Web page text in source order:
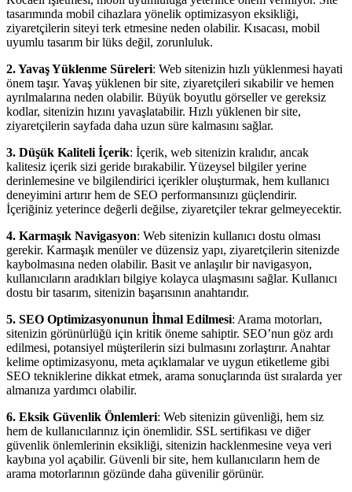
tasarımında mobil cihazlara yönelik optimizasyon eksikliği,
ziyaretçilerin siteyi terk etmesine neden olabilir. Kısacası, mobil
uyumlu tasarım bir lüks değil, zorunluluk.
2. Yavaş Yüklenme Süreleri: Web sitenizin hızlı yüklenmesi hayati
önem taşır. Yavaş yüklenen bir site, ziyaretçileri sıkabilir ve hemen
ayrılmalarına neden olabilir. Büyük boyutlu görseller ve gereksiz
kodlar, sitenizin hızını yavaşlatabilir. Hızlı yüklenen bir site,
ziyaretçilerin sayfada daha uzun süre kalmasını sağlar.
3. Düşük Kaliteli İçerik: İçerik, web sitenizin kralıdır, ancak
kalitesiz içerik sizi geride bırakabilir. Yüzeysel bilgiler yerine
derinlemesine ve bilgilendirici içerikler oluşturmak, hem kullanıcı
deneyimini artırır hem de SEO performansınızı güçlendirir.
İçeriğiniz yeterince değerli değilse, ziyaretçiler tekrar gelmeyecektir.
4. Karmaşık Navigasyon: Web sitenizin kullanıcı dostu olması
gerekir. Karmaşık menüler ve düzensiz yapı, ziyaretçilerin sitenizde
kaybolmasına neden olabilir. Basit ve anlaşılır bir navigasyon,
kullanıcıların aradıkları bilgiye kolayca ulaşmasını sağlar. Kullanıcı
dostu bir tasarım, sitenizin başarısının anahtarıdır.
5. SEO Optimizasyonunun İhmal Edilmesi: Arama motorları,
sitenizin görünürlüğü için kritik öneme sahiptir. SEO’nun göz ardı
edilmesi, potansiyel müşterilerin sizi bulmasını zorlaştırır. Anahtar
kelime optimizasyonu, meta açıklamalar ve uygun etiketleme gibi
SEO tekniklerine dikkat etmek, arama sonuçlarında üst sıralarda yer
almanıza yardımcı olabilir.
6. Eksik Güvenlik Önlemleri: Web sitenizin güvenliği, hem siz
hem de kullanıcılarınız için önemlidir. SSL sertifikası ve diğer
güvenlik önlemlerinin eksikliği, sitenizin hacklenmesine veya veri
kaybına yol açabilir. Güvenli bir site, hem kullanıcıların hem de
arama motorlarının gözünde daha güvenilir görünür.